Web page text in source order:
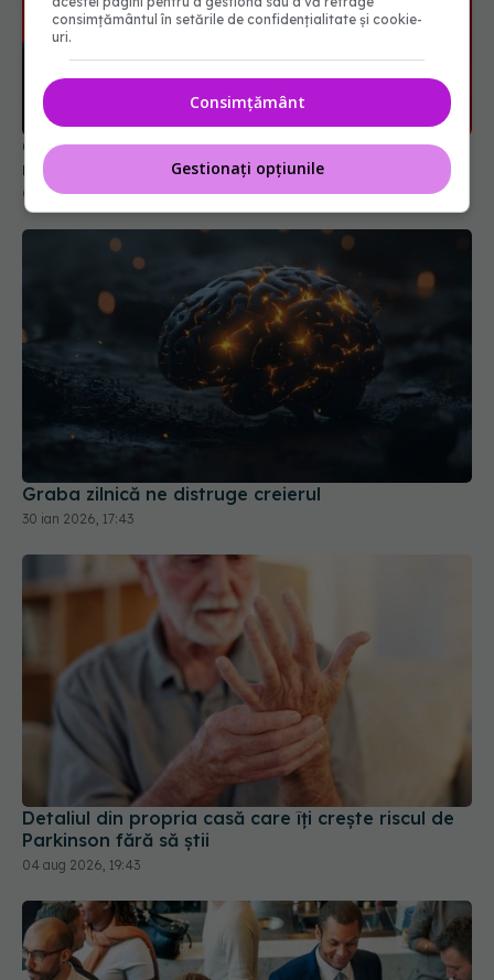
Cum crește rugăciunea imunitatea? Explicațiile
medicului Leon Dănăilă despre puterea credinței
08 mar 2026, 22:11
Graba zilnică ne distruge creierul
30 ian 2026, 17:43
Detaliul din propria casă care îți crește riscul de
Parkinson fără să știi
04 aug 2026, 19:43
consimțământul în setările de confidențialitate și cookie-
uri.
Consimțământ
Gestionați opțiunile